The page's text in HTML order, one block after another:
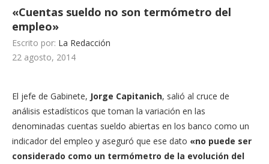
«Cuentas sueldo no son termómetro del
empleo»
Escrito por: La Redacción
22 agosto, 2014
El jefe de Gabinete, Jorge Capitanich, salió al cruce de
análisis estadísticos que toman la variación en las
denominadas cuentas sueldo abiertas en los banco como un
indicador del empleo y aseguró que ese dato «no puede ser
considerado como un termómetro de la evolución del